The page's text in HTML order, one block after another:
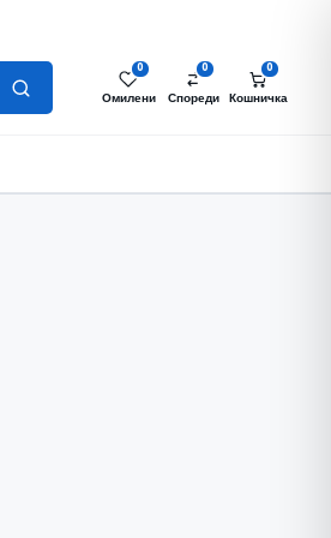
0
Омилени
0
Спореди
0
Кошничка